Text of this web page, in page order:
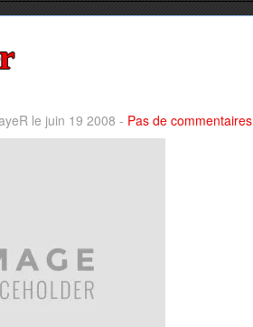
le juin 19 2008 - Pas de commentaires